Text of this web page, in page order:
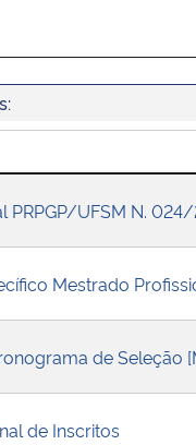
PRPGP/UFSM N.
Mestrado
de Seleção
de Inscritos